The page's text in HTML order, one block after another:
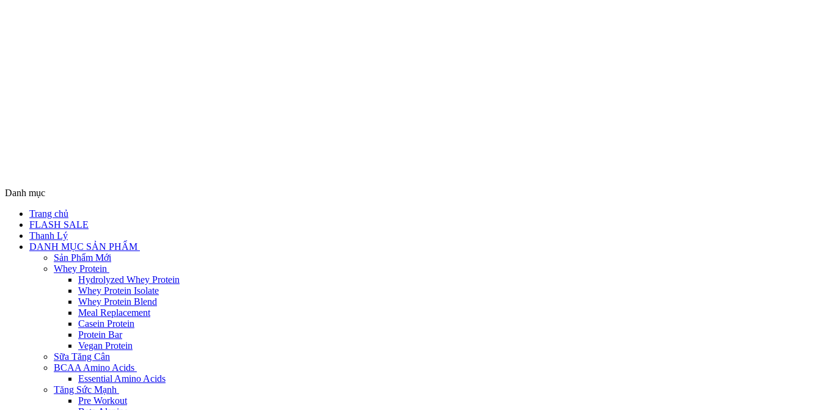
Danh mục
Trang chủ
FLASH SALE
Thanh Lý
DANH MỤC SẢN PHẨM
Sản Phẩm Mới
Whey Protein
Hydrolyzed Whey Protein
Whey Protein Isolate
Whey Protein Blend
Meal Replacement
Casein Protein
Protein Bar
Vegan Protein
Sữa Tăng Cân
BCAA Amino Acids
Essential Amino Acids
Tăng Sức Mạnh
Pre Workout